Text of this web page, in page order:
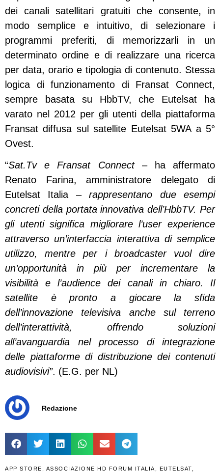
dei canali satellitari gratuiti che consente, in
modo semplice e intuitivo, di selezionare i
programmi preferiti, di memorizzarli in un
determinato ordine e di realizzare una ricerca
per data, orario e tipologia di contenuto. Stessa
logica di funzionamento di Fransat Connect,
sempre basata su HbbTV, che Eutelsat ha
varato nel 2012 per gli utenti della piattaforma
Fransat diffusa sul satellite Eutelsat 5WA a 5°
Ovest.
“Sat.Tv e Fransat Connect– ha affermato
Renato Farina, amministratore delegato di
Eutelsat Italia –rappresentano due esempi
concreti della portata innovativa dell’HbbTV. Per
gli utenti significa migliorare l’user experience
attraverso un’interfaccia interattiva di semplice
utilizzo, mentre per i broadcaster vuol dire
un’opportunità in più per incrementare la
visibilità e l’audience dei canali in chiaro. Il
satellite è pronto a giocare la sfida
dell’innovazione televisiva anche sul terreno
dell’interattività, offrendo soluzioni
all’avanguardia nel processo di integrazione
delle piattaforme di distribuzione dei contenuti
audiovisivi”. (E.G. per NL)
Redazione
APP STORE , ASSOCIAZIONE HD FORUM ITALIA, EUTELSAT,